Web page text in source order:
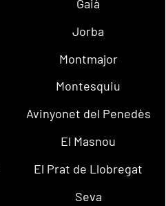
Gaià
Jorba
Montmajor
Montesquiu
Avinyonet del Penedès
El Masnou
El Prat de Llobregat
Seva